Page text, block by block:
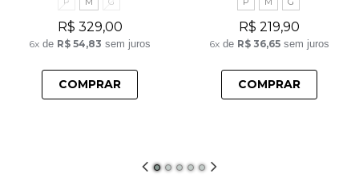
R$ 329,00
6x de R$ 54,83 sem juros
COMPRAR
R$ 219,90
6x de R$ 36,65 sem juros
COMPRAR